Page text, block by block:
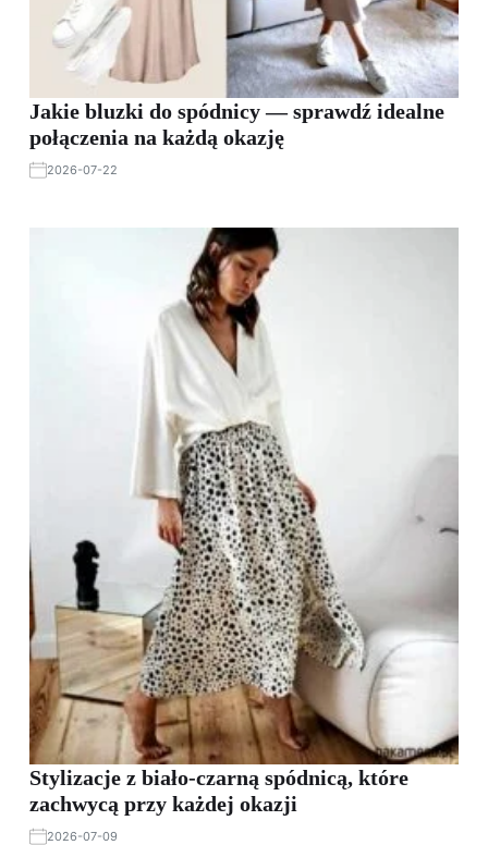
Jakie bluzki do spódnicy — sprawdź idealne
połączenia na każdą okazję
2026-07-22
Stylizacje z biało-czarną spódnicą, które
zachwycą przy każdej okazji
2026-07-09